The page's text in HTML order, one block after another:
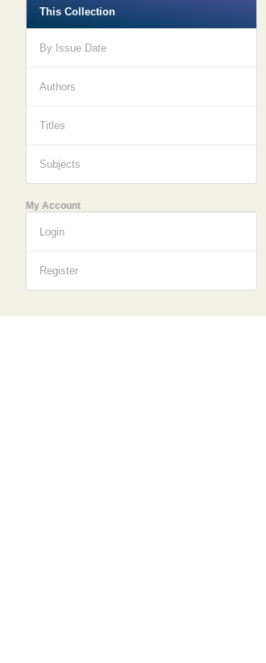
This Collection
By Issue Date
Authors
Titles
Subjects
My Account
Login
Register